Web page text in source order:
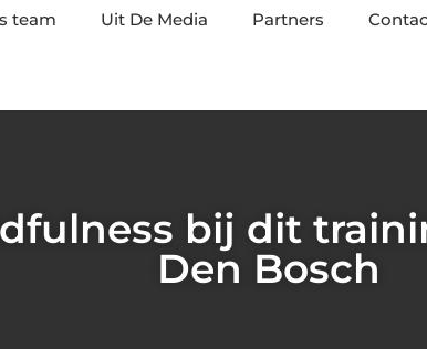
team Uit De Media Partners
bij dit
Den Bosch